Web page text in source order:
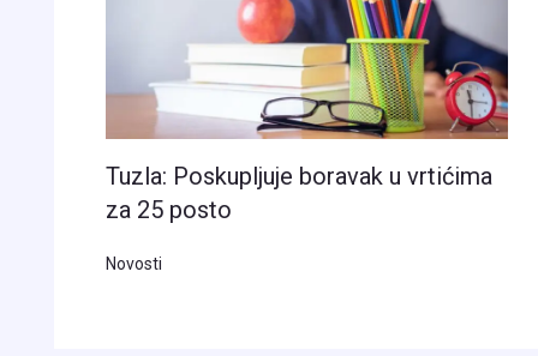
Tuzla: Poskupljuje boravak u vrtićima
za 25 posto
Novosti